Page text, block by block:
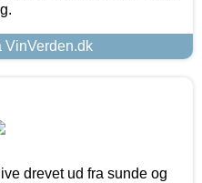
VinVerden.dk
drevet ud fra sunde og